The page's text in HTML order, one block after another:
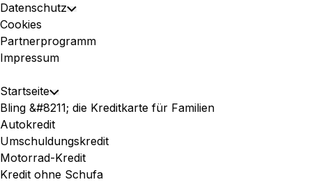
Datenschutz Toggle
Menu
Cookies
Partnerprogramm
Impressum
Expand
Menu
Startseite Toggle
Child
Menu
Bling &#8211; die Kreditkarte für Familien
Autokredit
Umschuldungskredit
Motorrad-Kredit
Kredit ohne Schufa